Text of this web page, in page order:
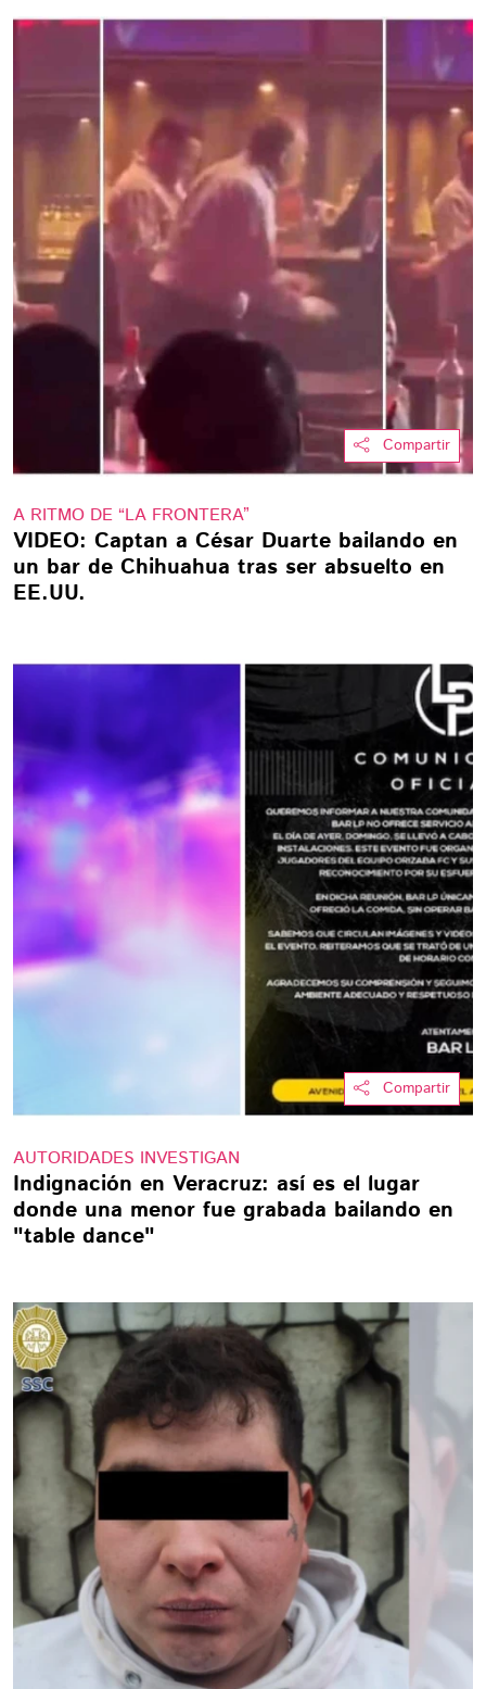
Compartir
A RITMO DE “LA FRONTERA”
VIDEO: Captan a César Duarte bailando en
un bar de Chihuahua tras ser absuelto en
EE.UU.
Compartir
AUTORIDADES INVESTIGAN
Indignación en Veracruz: así es el lugar
donde una menor fue grabada bailando en
"table dance"